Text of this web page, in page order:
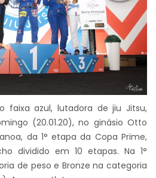
faixa azul, lutadora de jiu Jitsu,
(20.01.20), no ginásio Otto
da 1° etapa da Copa Prime,
dividido em 10 etapas. Na 1°
de peso e Bronze na categoria